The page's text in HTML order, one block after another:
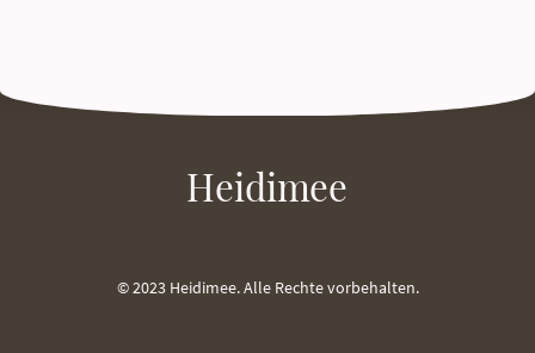
Heidimee
© 2023 Heidimee. Alle Rechte vorbehalten.